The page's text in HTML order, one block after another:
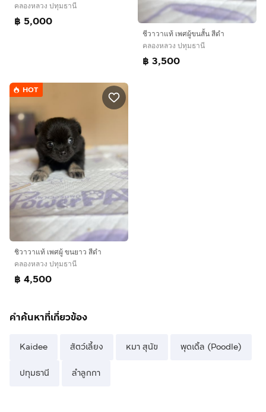
คลองหลวง ปทุมธานี
฿ 5,000
ชีวาวาแท้ เพศผู้ขนสั้น สีดำ
คลองหลวง ปทุมธานี
฿ 3,500
HOT
ชิวาวาแท้ เพศผู้ ขนยาว สีดำ
คลองหลวง ปทุมธานี
฿ 4,500
คำค้นหาที่เกี่ยวข้อง
Kaidee สัตว์เลี้ยง หมา สุนัข พุดเดิ้ล (Poodle)
ปทุมธานี ลำลูกกา